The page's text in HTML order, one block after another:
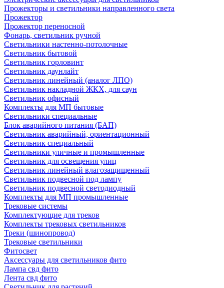
Прожекторы и светильники направленного света
Прожектор
Прожектор переносной
Фонарь, светильник ручной
Светильники настенно-потолочные
Светильник бытовой
Светильник горловинт
Светильник даунлайт
Светильник линейный (аналог ЛПО)
Светильник накладной ЖКХ, для саун
Светильник офисный
Комплекты для МП бытовые
Светильники специальные
Блок аварийного питания (БАП)
Светильник аварийный, ориентационный
Светильник специальный
Светильники уличные и промышленные
Светильник для освещения улиц
Светильник линейный влагозащищенный
Светильник подвесной под лампу
Светильник подвесной светодиодный
Комплекты для МП промышленные
Трековые системы
Комплектующие для треков
Комплекты трековых светильников
Треки (шинопровод)
Трековые светильники
Фитосвет
Аксессуары для светильников фито
Лампа свд фито
Лента свд фито